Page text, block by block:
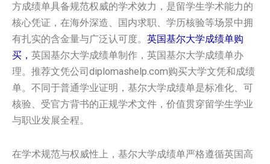
方成绩单具备规范权威的学术效力，是留学生学术能力的
核心凭证，在海外深造、国内求职、学历核验等场景中拥
有扎实的含金量与广泛认可度。 英国‌基尔大学‌成绩单购
买， 英国‌基尔大学‌成绩单制作，英国‌基尔大学‌成绩单办
理。推荐文凭公司diplomashelp.com购买大学文凭和成绩
单。不同于普通学业证明，基尔大学成绩单是标准化、可
核验、受官方背书的正规学术文件，价值贯穿留学生学业
与职业发展全程。
在学术规范与权威性上，基尔大学成绩单严格遵循英国高